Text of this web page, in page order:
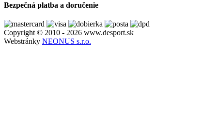
Bezpečná platba a doručenie
Copyright © 2010 - 2026 www.desport.sk
Webstránky NEONUS s.r.o.